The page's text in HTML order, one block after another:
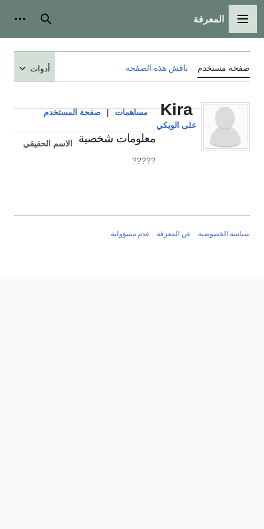
القائمة الرئيسية
المعرفة بحث
صفحة مستخدم ناقش هذه الصفحة أدوات
Kira مساهمات |
صفحة المستخدم
على الويكي
معلومات شخصية
الاسم الحقيقي
?????
سياسة الخصوصية عن المعرفة عدم مسؤولية